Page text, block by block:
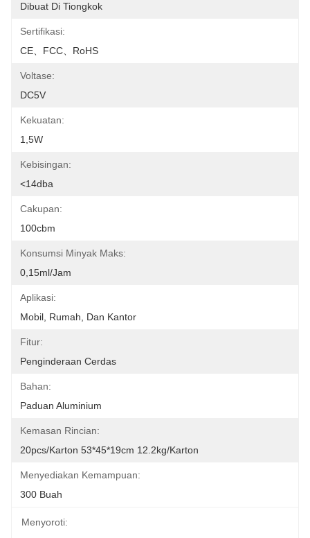
Dibuat Di Tiongkok
Sertifikasi:
CE、FCC、RoHS
Voltase:
DC5V
Kekuatan:
1,5W
Kebisingan:
<14dba
Cakupan:
100cbm
Konsumsi Minyak Maks:
0,15ml/jam
Aplikasi:
Mobil, Rumah, Dan Kantor
Fitur:
Penginderaan Cerdas
Bahan:
Paduan Aluminium
Kemasan Rincian:
20pcs/karton 53*45*19cm 12.2kg/karton
Menyediakan Kemampuan:
300 Buah
Menyoroti: